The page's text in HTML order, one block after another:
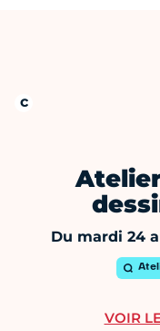
Du mardi 24
VOIR